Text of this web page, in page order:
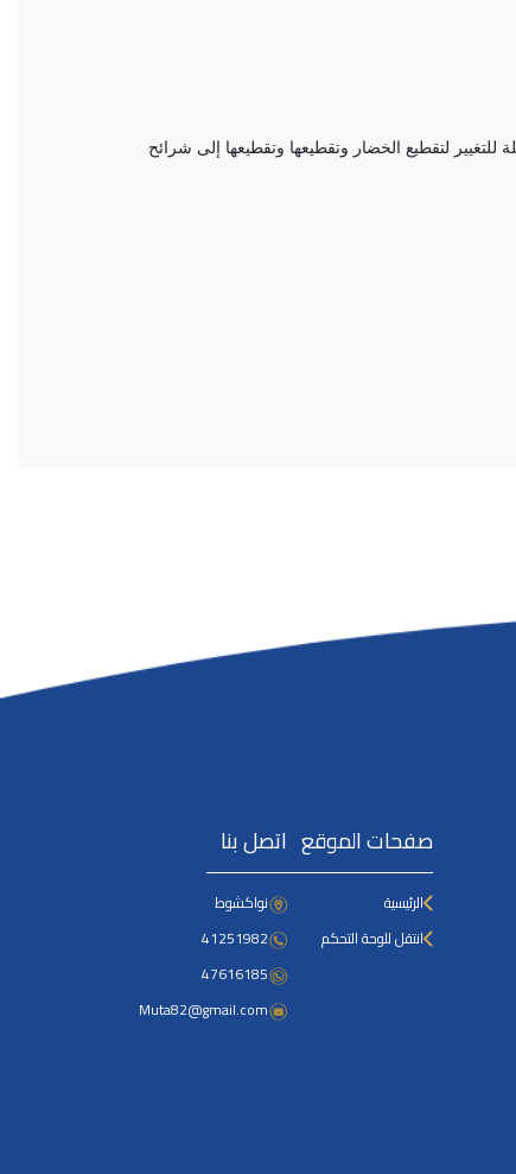
صفحات الموقع
الرئيسية
انتقل للوحة التحكم
اتصل بنا
نواكشوط
41251982
47616185
Muta82@gmail.com